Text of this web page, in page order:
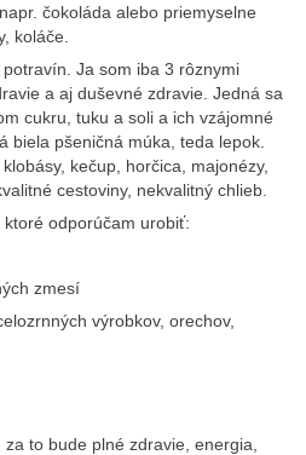
čokoláda alebo priemyselne
koláče.
Ja som iba 3 rôznymi
a aj duševné zdravie. Jedná sa
cukru, tuku a soli a ich vzájomné
biela pšeničná múka, teda lepok.
kečup, horčica, majonézy,
cestoviny, nekvalitný chlieb.
odporúčam urobiť:
zmesí
výrobkov, orechov,
to bude plné zdravie, energia,